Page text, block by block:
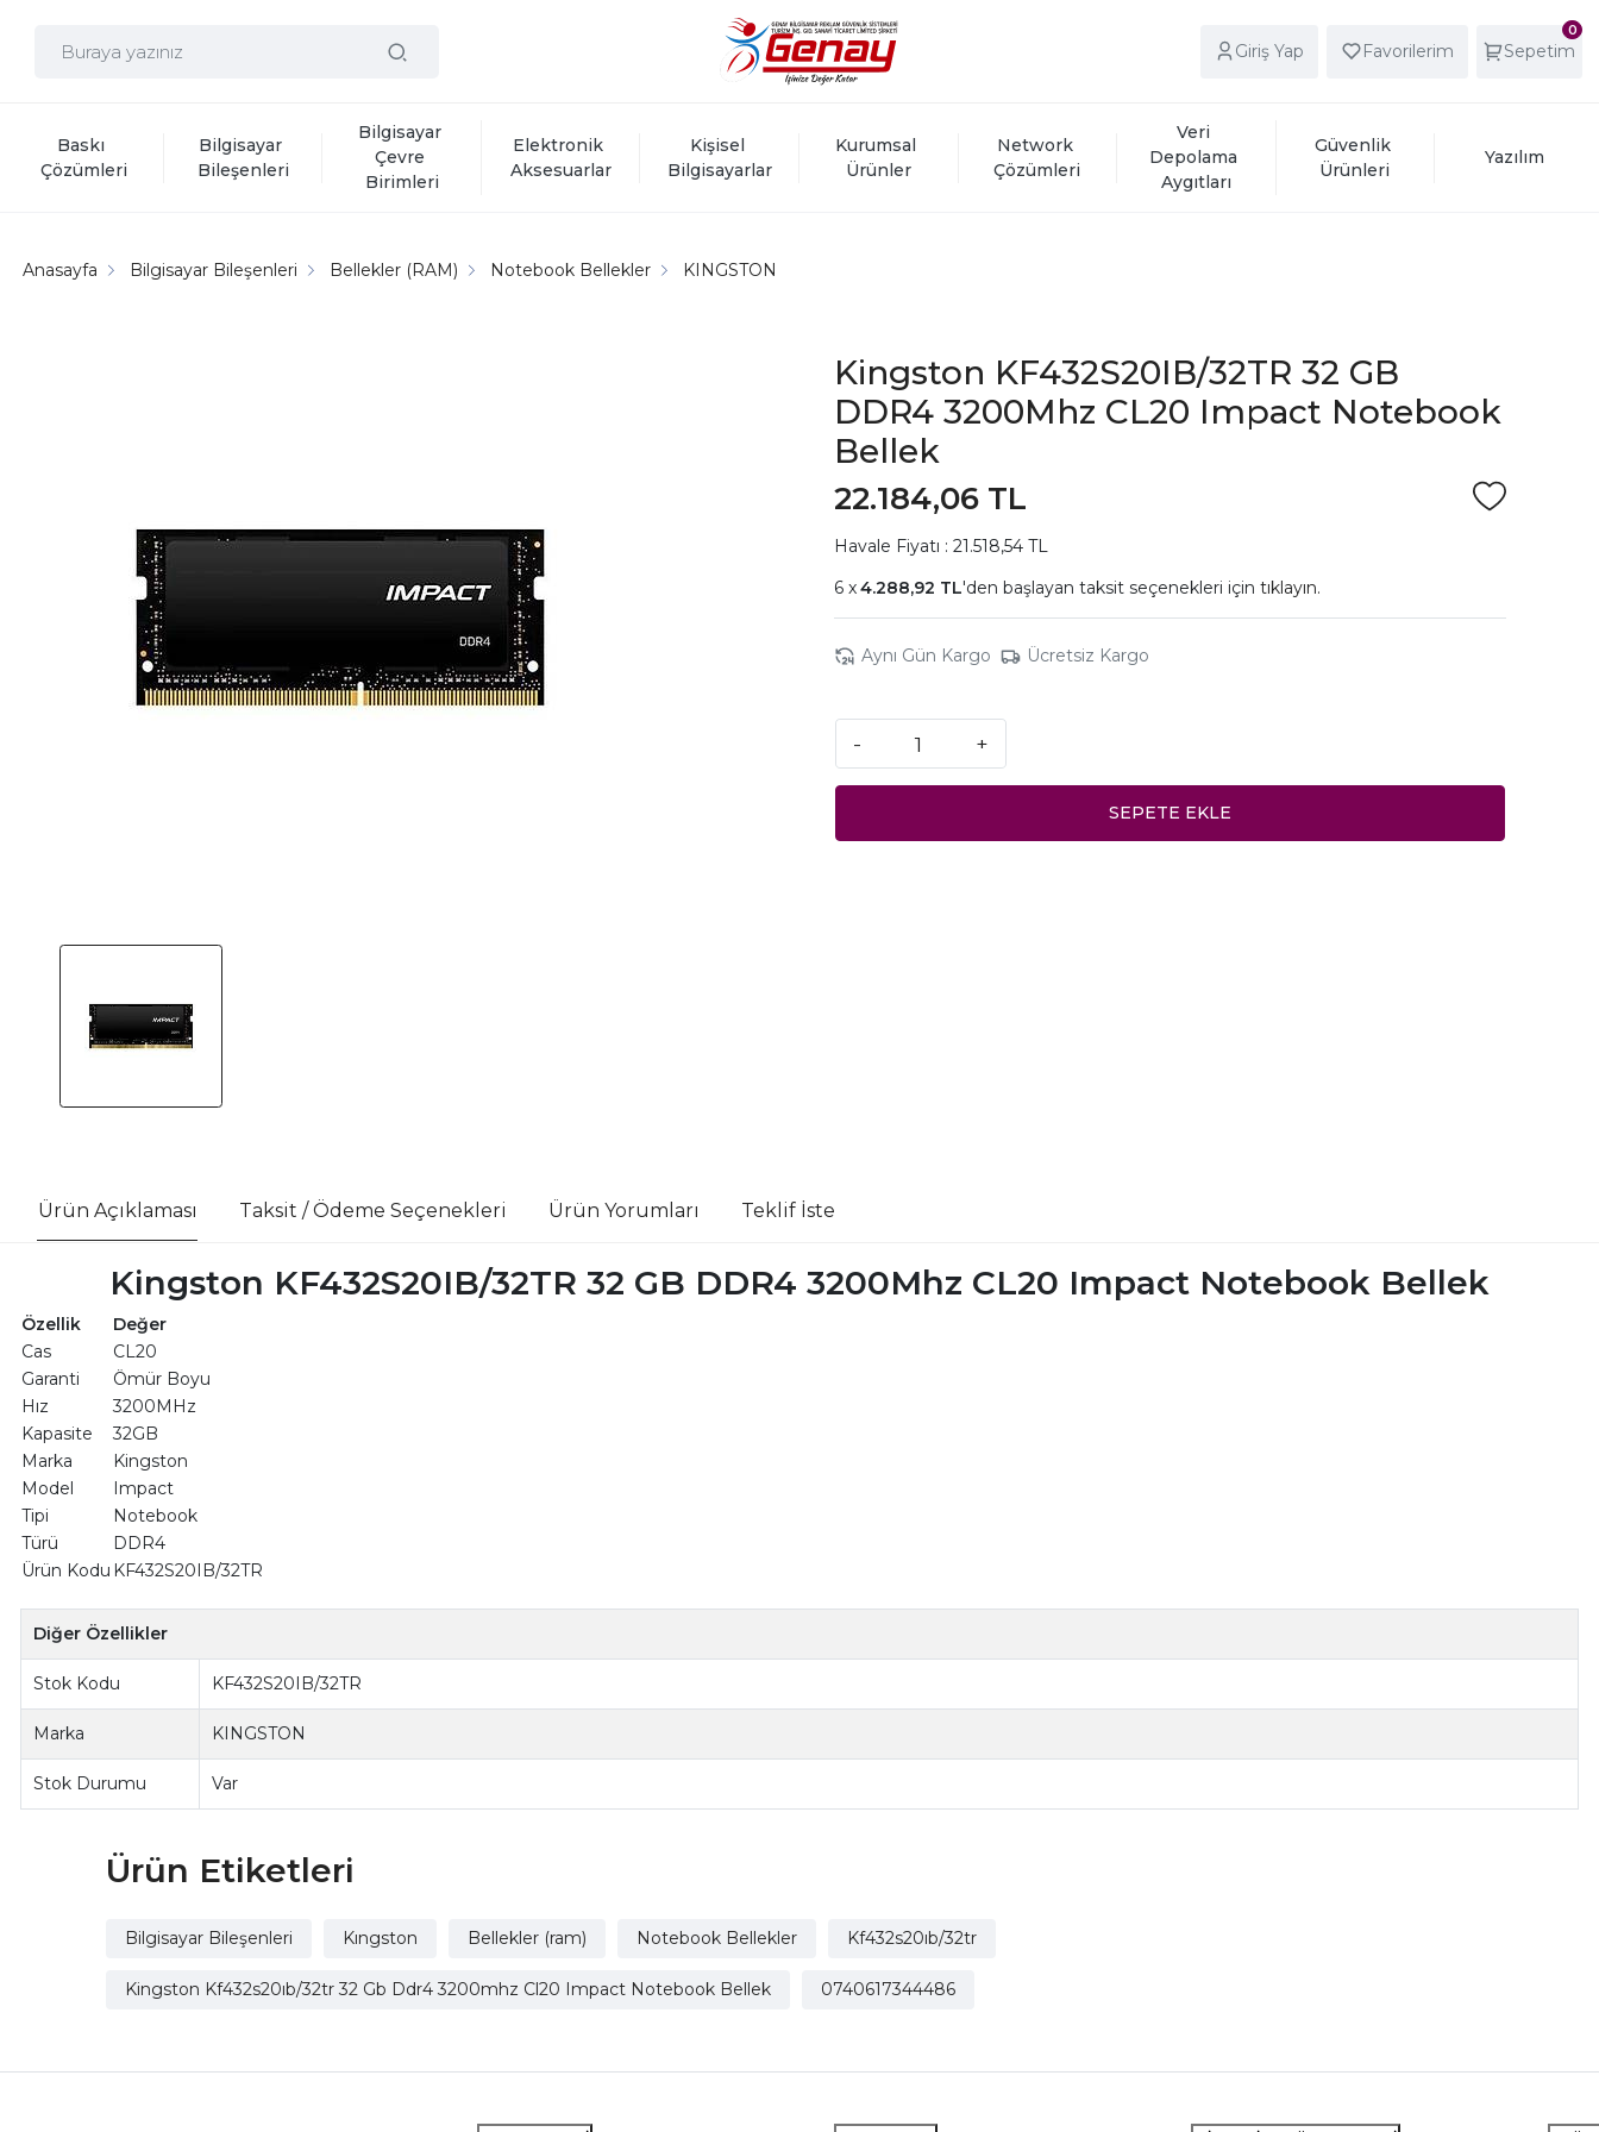
Giriş Yap Favorilerim
0
Sepetim
Baskı
Çözümleri
Bilgisayar
Bileşenleri
Bilgisayar
Çevre
Birimleri
Elektronik
Aksesuarlar
Kişisel
Bilgisayarlar
Kurumsal
Ürünler
Network
Çözümleri
Veri
Depolama
Aygıtları
Güvenlik
Ürünleri
Yazılım
Anasayfa Bilgisayar Bileşenleri Bellekler (RAM) Notebook Bellekler KINGSTON
Kingston KF432S20IB/32TR 32 GB
DDR4 3200Mhz CL20 Impact Notebook
Bellek
22.184,06 TL
Havale Fiyatı : 21.518,54 TL
4.288,92 TL'den başlayan taksit seçenekleri için tıklayın.
Aynı Gün Kargo Ücretsiz Kargo
- +
SEPETE EKLE
Ürün Açıklaması Taksit / Ödeme Seçenekleri Ürün Yorumları Teklif İste
Kingston KF432S20IB/32TR 32 GB DDR4 3200Mhz CL20 Impact Notebook Bellek
Özellik
Değer
Cas
CL20
Garanti
Ömür Boyu
Hız
3200MHz
Kapasite
32GB
Marka
Kingston
Model
Impact
Tipi
Notebook
Türü
DDR4
Ürün Kodu KF432S20IB/32TR
Diğer Özellikler
Stok Kodu KF432S20IB/32TR
Marka KINGSTON
Stok Durumu Var
Ürün Etiketleri
Bilgisayar Bileşenleri Kıngston Bellekler (ram) Notebook Bellekler Kf432s20ıb/32tr
Kingston Kf432s20ıb/32tr 32 Gb Ddr4 3200mhz Cl20 Impact Notebook Bellek 0740617344486